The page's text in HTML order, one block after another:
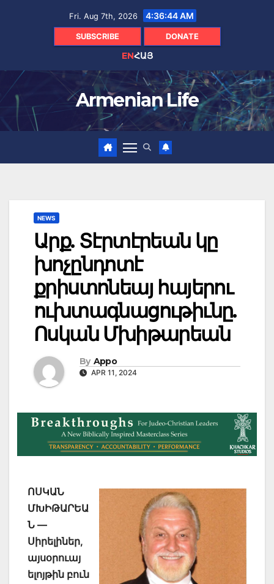
Fri. Aug 7th, 2026 4:36:45 AM
SUBSCRIBE DONATE
ENՀԱՅ
Armenian Life
NEWS
Արք. Տէրտէրեան կը
խոչընդոտէ
քրիստոնեայ հայերու
ուխտագնացութիւնը.
Ոսկան Մխիթարեան
By Appo
APR 11, 2024
ՈՍԿԱՆ
ՄԽԻԹԱՐԵԱ
Ն —
Սիրելիներ,
այսօրուայ
ելոյթին բուն